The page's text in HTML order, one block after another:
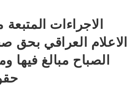
الاجراءات
الاعلام العراقي
الصباح مبالغ فيها